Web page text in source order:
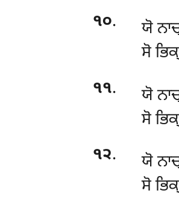
੧੦.
ਯੋ
ਸੋ
੧੧. ਯੋ
ਸੋ
੧੨.
ਯੋ
ਸੋ